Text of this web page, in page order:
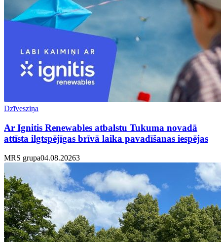
Dzīvesziņa
Ar Ignitis Renewables atbalstu Tukuma novadā
attīsta ilgtspējīgas brīvā laika pavadīšanas iespējas
MRS grupa04.08.20263